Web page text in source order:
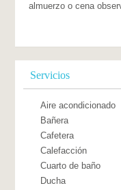
almuerzo o cena
Servicios
Aire acondicionado
Bañera
Cafetera
Calefacción
Cuarto de baño
Ducha